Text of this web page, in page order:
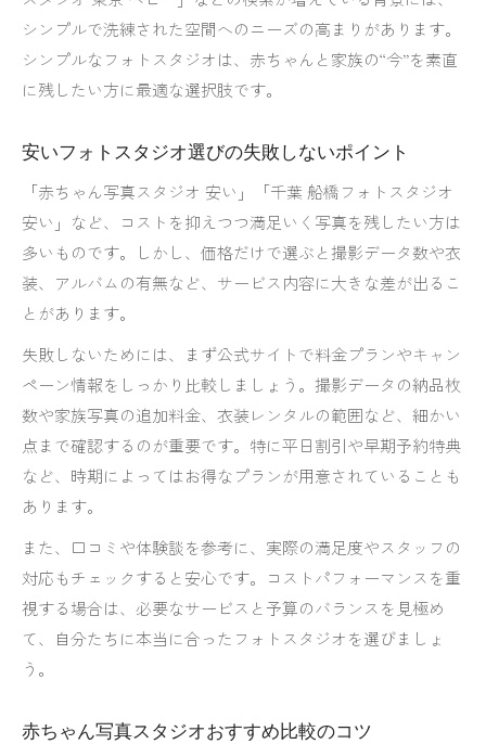
落ち着いた空間を求める方へシンプル撮影のすすめ
フォトスタジオで叶う落ち着いた撮影体験
シンプル空間が赤ちゃん撮影に最適な理由
肢
赤ちゃん写真スタジオで失敗しない予約のコツ
シンプル撮影が家族の思い出になる理由解説
シンプルで洗練された空間へのニーズの高まりがあります。
シンプルなフォトスタジオは、赤ちゃんと家族の“今”を素直
に残したい方に最適な選択肢です。
安いフォトスタジオ選びの失敗しないポイント
「赤ちゃん写真スタジオ 安い」「千葉 船橋フォトスタジオ
安い」など、コストを抑えつつ満足いく写真を残したい方は
多いものです。しかし、価格だけで選ぶと撮影データ数や衣
装、アルバムの有無など、サービス内容に大きな差が出るこ
とがあります。
失敗しないためには、まず公式サイトで料金プランやキャン
ペーン情報をしっかり比較しましょう。撮影データの納品枚
数や家族写真の追加料金、衣装レンタルの範囲など、細かい
点まで確認するのが重要です。特に平日割引や早期予約特典
など、時期によってはお得なプランが用意されていることも
あります。
また、口コミや体験談を参考に、実際の満足度やスタッフの
対応もチェックすると安心です。コストパフォーマンスを重
視する場合は、必要なサービスと予算のバランスを見極め
て、自分たちに本当に合ったフォトスタジオを選びましょ
う。
赤ちゃん写真スタジオおすすめ比較のコツ